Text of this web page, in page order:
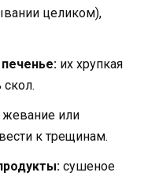
целиком),
их хрупкая
жевание или
к трещинам.
сушеное